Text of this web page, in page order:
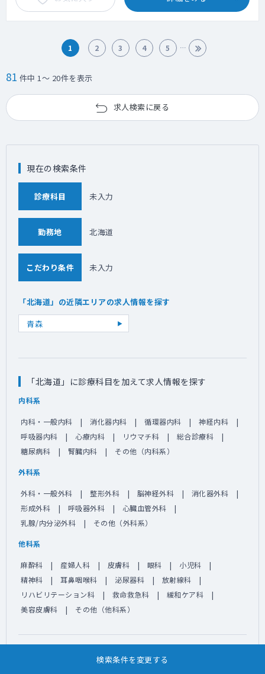
1 2 3 4 5
81 件中 1～ 20件を表示
求人検索に戻る
検索条件を変更する
現在の検索条件
診療科目 未入力
勤務地 北海道
こだわり条件 未入力
「北海道」の近隣エリアの求人情報を探す
青森
「北海道」に診療科目を加えて求人情報を探す
内科系
内科・一般内科 消化器内科 循環器内科
神経内科
呼吸器内科
心療内科 リウマチ科
総合診療科
糖尿病科
腎臓内科 その他（内科系）
外科系
外科・一般外科 整形外科 脳神経外科
消化器外科
形成外科
呼吸器外科
心臓血管外科
乳腺/内分泌外科
その他（外科系）
他科系
麻酔科 産婦人科 皮膚科 眼科
小児科
精神科
耳鼻咽喉科 泌尿器科
放射線科
リハビリテーション科
救命救急科
緩和ケア科
美容皮膚科
その他（他科系）
「北海道」にこだわり条件を加えて求人情報を探す